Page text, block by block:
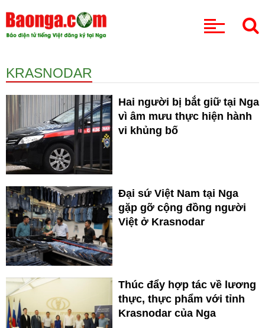
KRASNODAR
Hai người bị bắt giữ tại Nga
vì âm mưu thực hiện hành
vi khủng bố
Đại sứ Việt Nam tại Nga
gặp gỡ cộng đồng người
Việt ở Krasnodar
Thúc đẩy hợp tác về lương
thực, thực phẩm với tỉnh
Krasnodar của Nga